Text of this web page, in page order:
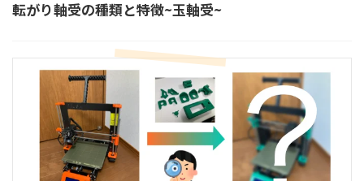
転がり軸受の種類と特徴~玉軸受~